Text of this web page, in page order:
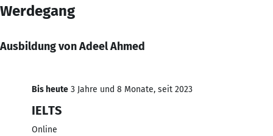
Werdegang
Ausbildung von Adeel Ahmed
Bis heute 3 Jahre und 8 Monate, seit 2023
IELTS
Online